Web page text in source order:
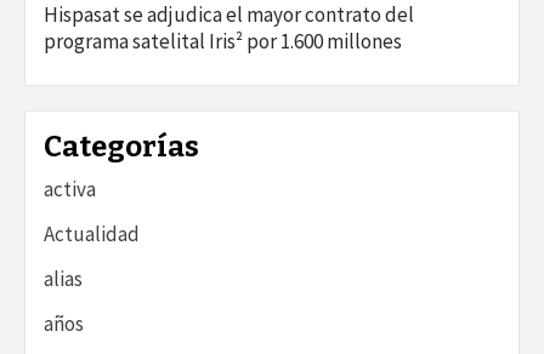
Hispasat se adjudica el mayor contrato del
programa satelital Iris² por 1.600 millones
Categorías
activa
Actualidad
alias
años